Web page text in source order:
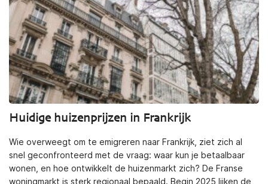
Huidige huizenprijzen in Frankrijk
Wie overweegt om te emigreren naar Frankrijk, ziet zich al
snel geconfronteerd met de vraag: waar kun je betaalbaar
wonen, en hoe ontwikkelt de huizenmarkt zich? De Franse
woningmarkt is sterk regionaal bepaald. Begin 2025 lijken de